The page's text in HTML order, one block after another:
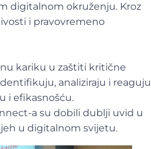
digitalnom okruženju. Kroz
i pravovremeno
kariku u zaštiti kritične
analiziraju i reaguju
i efikasnošću.
a su dobili dublji uvid u
u digitalnom svijetu.